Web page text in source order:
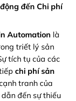
đến Chi phí
Automation là
triết lý sản
tích tụ của các
chi phí sản
tranh của
đến sự thiếu